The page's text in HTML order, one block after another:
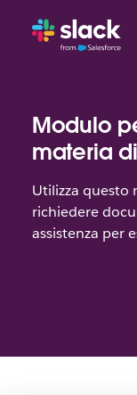
Modulo
materia
Utilizza questo
richiedere
assistenza per